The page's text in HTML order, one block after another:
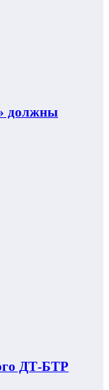
должны
ДТ-БТР